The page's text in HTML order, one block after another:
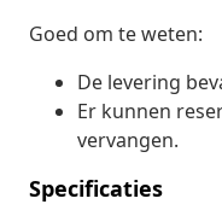
Goed om te weten:
De levering
Er kunnen
vervangen.
Specificaties